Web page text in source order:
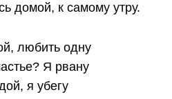
домой, к самому утру.
любить одну
Я рвану
я убегу